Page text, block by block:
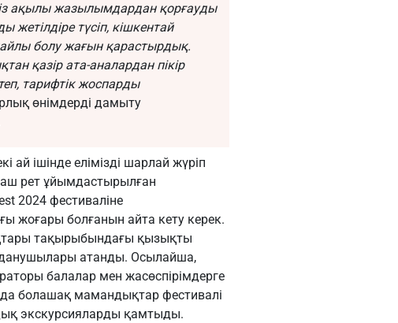
ақылы жазылымдардан қорғауды
жетілдіре түсіп, кішкентай
болу жағын қарастырдық.
қазір ата-аналардан пікір
тарифтік жоспарды
өнімдерді дамыту
ай ішінде елімізді шарлай жүріп
рет ұйымдастырылған
2024 фестиваліне
болғанын айта кету керек.
тақырыбындағы қызықты
атанды. Осылайша,
балалар мен жасөспірімдерге
болашақ мамандықтар фестивалі
экскурсияларды қамтыды.